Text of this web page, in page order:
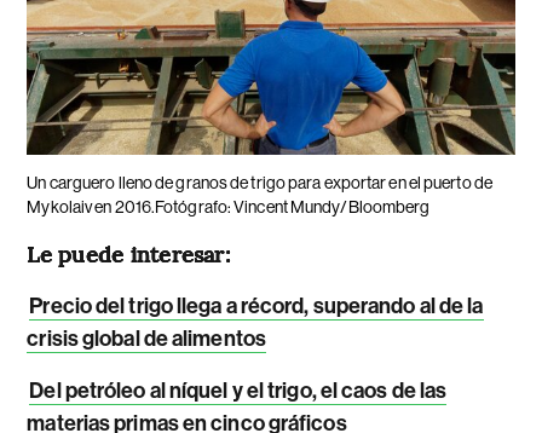
Un carguero lleno de granos de trigo para exportar en el puerto de
Mykolaiv en 2016.Fotógrafo: Vincent Mundy/Bloomberg
Le puede interesar:
Precio del trigo llega a récord, superando al de la
crisis global de alimentos
Del petróleo al níquel y el trigo, el caos de las
materias primas en cinco gráficos